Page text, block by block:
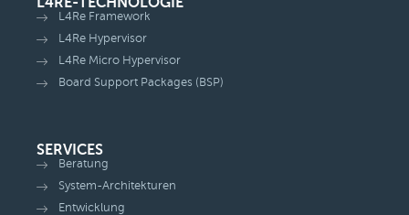
L4Re Framework
L4Re Hypervisor
L4Re Micro Hypervisor
Board Support Packages (BSP)
SERVICES
Beratung
System-Architekturen
Entwicklung